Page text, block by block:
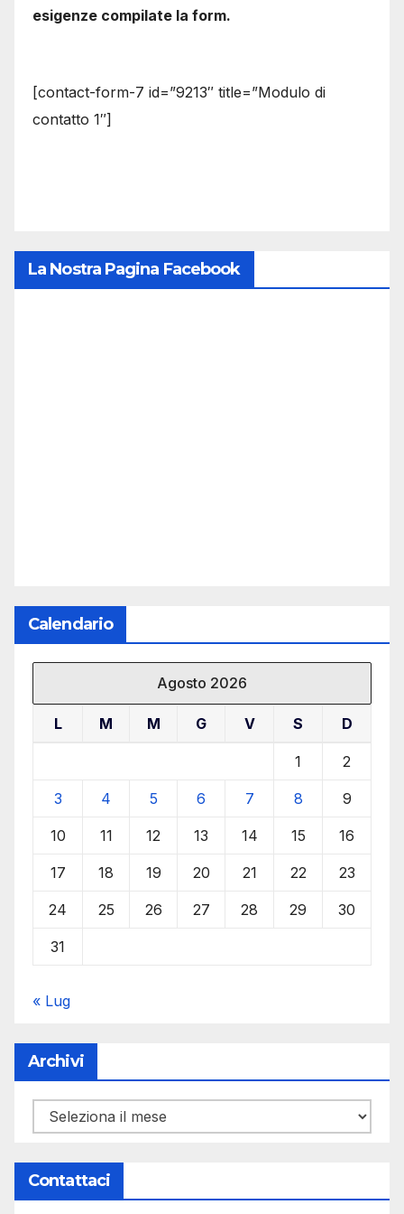
esigenze compilate la form.
[contact-form-7 id=”9213″ title=”Modulo di
contatto 1″]
La Nostra Pagina Facebook
Calendario
Agosto 2026
L M M G V S D
1 2
3 4 5 6 7 8 9
10 11 12 13 14 15 16
17 18 19 20 21 22 23
24 25 26 27 28 29 30
31
« Lug
Archivi
Archivi
Contattaci